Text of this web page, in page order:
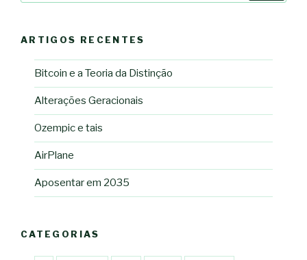
ARTIGOS RECENTES
Bitcoin e a Teoria da Distinção
Alterações Geracionais
Ozempic e tais
AirPlane
Aposentar em 2035
CATEGORIAS